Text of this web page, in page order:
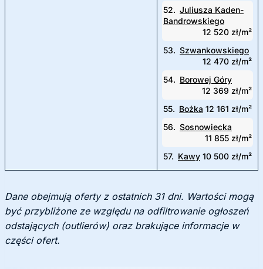
52. Juliusza Kaden-
Bandrowskiego
12 520 zł/m²
53. Szwankowskiego
12 470 zł/m²
54. Borowej Góry
12 369 zł/m²
55. Bożka 12 161 zł/m²
56. Sosnowiecka
11 855 zł/m²
57. Kawy 10 500 zł/m²
Dane obejmują oferty z ostatnich 31 dni. Wartości mogą
być przybliżone ze względu na odfiltrowanie ogłoszeń
odstających (outlierów) oraz brakujące informacje w
części ofert.